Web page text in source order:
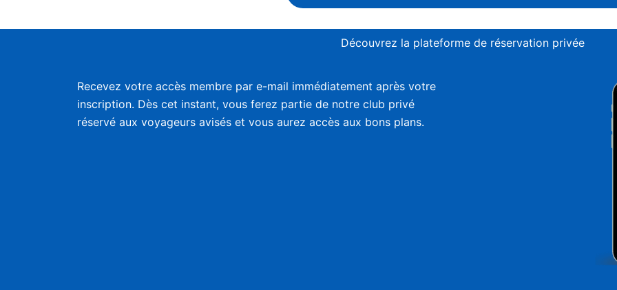
Découvrez la plateforme de réservation privée
Recevez votre accès membre par e-mail immédiatement après votre
inscription. Dès cet instant, vous ferez partie de notre club privé
réservé aux voyageurs avisés et vous aurez accès aux bons plans.